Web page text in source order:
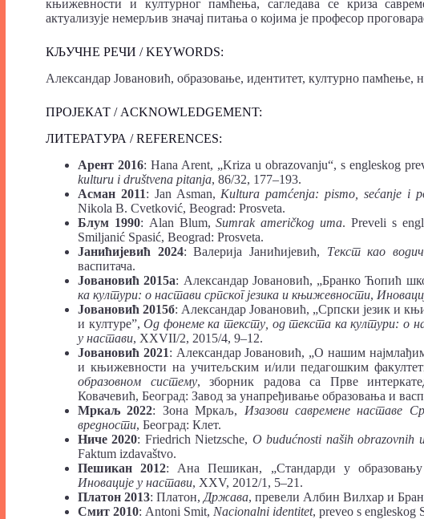
књижевности и културног памћења, сагледава се криза
актуализује немерљив значај питања о којима је професор
КЉУЧНЕ РЕЧИ / KEYWORDS:
Александар Јовановић, образовање, идентитет, културно памћење,
ПРОЈЕКАТ / ACKNOWLEDGEMENT:
ЛИТЕРАТУРА / REFERENCES:
Арент 2016: Hana Arent, „Kriza u obrazovanju“, s engleskog
kulturu i društvena pitanja, 86/32, 177–193.
Асман 2011: Jan Asman, Kultura pamćenja:pismo sećanje i
Nikola B. Cvetković, Beograd: Prosveta.
Блум 1990: Alan Blum,Sumrak američkog uma. Preveli s
Smiljanić Spasić, Beograd: Prosveta.
Јанићијевић 2024: Валерија Јанићијевић, Текст као водич
васпитача.
Јовановић 2015а: Александар Јовановић, „Бранко Ћопић
ка култури: о настави српског језика и књижевности,
Јовановић 2015б: Александар Јовановић, „Српски језик и
и културе”,Од фонеме ка тексту, од текста ка култури: о
у настави, XXVII/2, 2015/4, 9–12.
Јовановић 2021: Александар Јовановић, „О нашим
и књижевности на учитељским и/или педагошким
образовном систему, зборник радова са Прве
Ковачевић, Београд: Завод за унапређивање образовања и
Мркаљ 2022: Зона Мркаљ, Изазови савремене наставе
вредности, Београд: Клет.
Ниче 2020: Friedrich Nietzsche, O budućnosti naših obrazovnih
Faktum izdavaštvo.
Пешикан 2012: Ана Пешикан, „Стандарди у образовању
Иновације у настави, XXV, 2012/1, 5–21.
Платон 2013: Платон, Држава, превели Албин Вилхар и
Смит 2010: Antoni Smit, Nacionalni identitet, preveo s